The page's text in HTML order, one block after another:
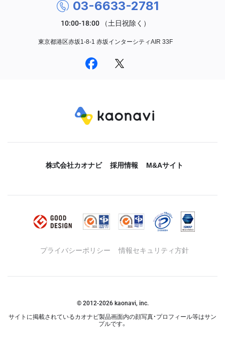
03-6633-2781
東京都港区赤坂1-8-1 赤坂インターシティAIR 33F
株式会社カオナビ 採用情報 M&Aサイト
プライバシーポリシー 情報セキュリティ方針
© 2012-2026kaonavi, inc.
サイトに掲載されているカオナビ製品画面内の顔写真・プロフィール等はサン
プルです。